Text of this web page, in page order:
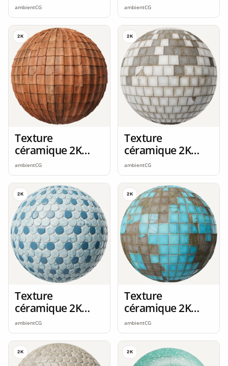
seamless
ambientCG seamless
ambientCG
2K
Texture
céramique 2K
seamless
ambientCG
2K
Texture
céramique 2K
seamless
ambientCG
2K
Texture
céramique 2K
seamless
ambientCG
2K
Texture
céramique 2K
seamless
ambientCG
2K 2K